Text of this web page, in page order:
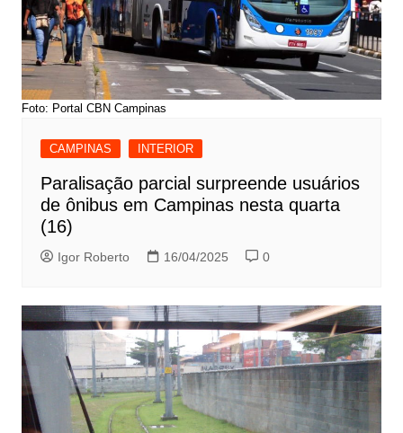
Foto: Portal CBN Campinas
CAMPINAS INTERIOR
Paralisação parcial surpreende usuários
de ônibus em Campinas nesta quarta
(16)
Igor Roberto 16/04/2025 0